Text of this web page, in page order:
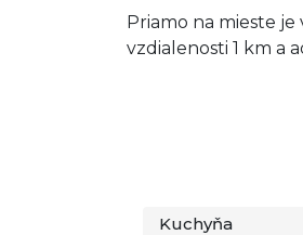
Priamo na mieste
vzdialenosti 1 km a
Kuchyňa